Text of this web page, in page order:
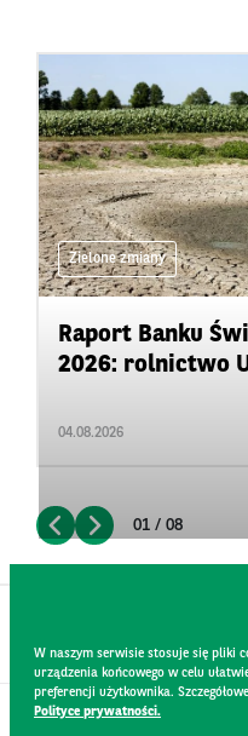
Zielone zmiany
Raport Banku
2026: rolnictwo
04.08.2026
01 / 08
W naszym serwisie stosuje się pliki
urządzenia końcowego w celu
preferencji użytkownika.
Polityce prywatności.
KONTAKT